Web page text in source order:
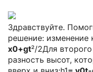
Здравствуйте.
решение: изменение
x0+gt²/2Для
разность высот,